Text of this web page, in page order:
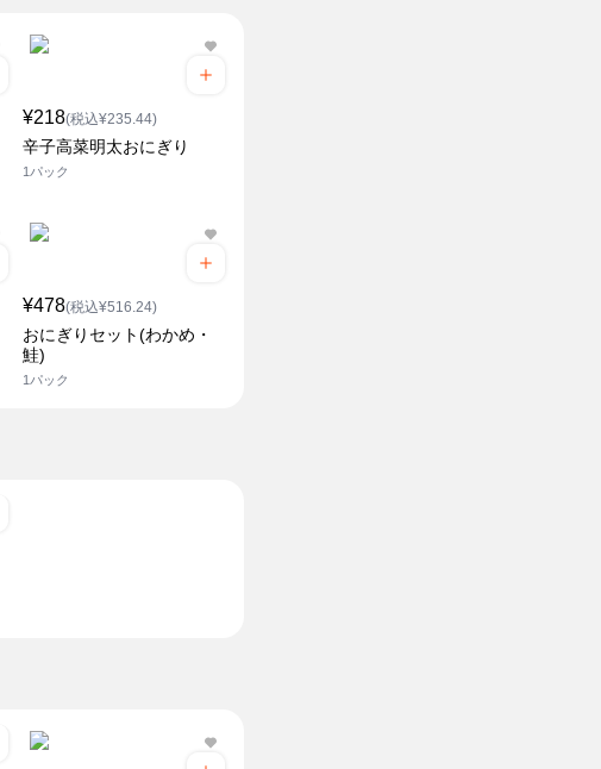
¥218(税込¥235.44)
辛子高菜明太おにぎり
1パック
¥478(税込¥516.24)
おにぎりセット(わかめ・
鮭)
1パック